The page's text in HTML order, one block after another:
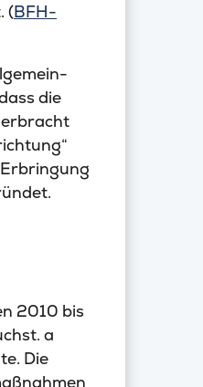
(BFH-
die
erbracht
2010 bis
a
Die